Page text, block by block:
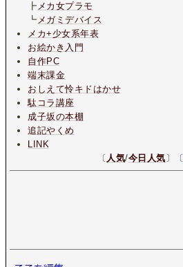
┣ メカ女プラモ
┗ メガミデバイス
メカ+少女系年表
お絵かき入門
自作PC
端末課金
おしえて怜キドはかせ
駄コラ講座
成子坂の本棚
追記やくめ
LINK
〔 人気/今日人気 〕〔